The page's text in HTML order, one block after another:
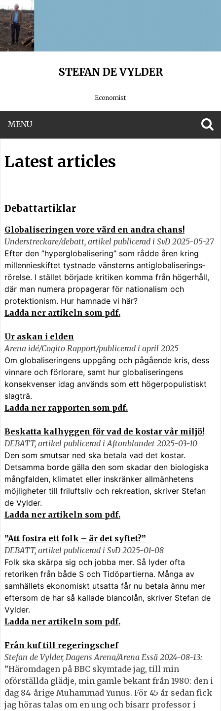
STEFAN DE VYLDER
Economist
MENU
Latest articles
Debattartiklar
Globaliseringen vore värd en andra chans!
Understreckare/debatt, artikel publicerad i SvD 2025-05-27
Efter den ”hyperglobalisering” som rådde åren kring
millennie­skiftet tystnade vänsterns anti­globaliserings­
rörelse. I stället började kritiken komma från högerhåll,
där man numera propagerar för nationalism och
protektionism. Hur hamnade vi här?
Ladda ner artikeln som pdf.
Ur askan i elden
Arena idé/Cogito Rapport/publicerad i april 2025
Om globaliseringens uppgång och pågående kris, dess
vinnare och förlorare, samt hur globaliseringens
konsekvenser idag används som ett högerpopulistiskt
slagträ.
Ladda ner rapporten som pdf.
Beskatta kalhyggen för vad de kostar vår miljö!
DEBATT, artikel publicerad i Aftonblandet 2025-03-10
Den som smutsar ned ska betala vad det kostar.
Detsamma borde gälla den som skadar den biologiska
mångfalden, klimatet eller inskränker allmänhetens
möjligheter till friluftsliv och rekreation, skriver Stefan
de Vylder.
Ladda ner artikeln som pdf.
”Att fostra ett folk – är det syftet?”
DEBATT, artikel publicerad i SvD 2025-01-08
Folk ska skärpa sig och jobba mer. Så lyder ofta
retoriken från både S och Tidöpartierna. Många av
samhällets ekonomiskt utsatta får nu betala ännu mer
eftersom de har så kallade blancolån, skriver Stefan de
Vylder.
Ladda ner artikeln som pdf.
Från kuf till regeringschef
Stefan de Vylder, Dagens Arena/Arena Essä 2024-08-13:
”Häromdagen på BBC skymtade jag, till min
oförställda glädje, min gamle bekant från 1980: den i
dag 84-årige Muhammad Yunus. För 45 år sedan fick
jag höras talas om en ung och bisarr professor i